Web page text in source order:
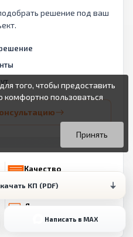
решение под ваш
Качество
Документы
и сертификаты
КП (PDF)
Написать в MAX
того, чтобы предоставить
пользоваться
о cookie-файлах в открытых
своего браузера.
сайтом без изменения
ваших cookie-
Принять